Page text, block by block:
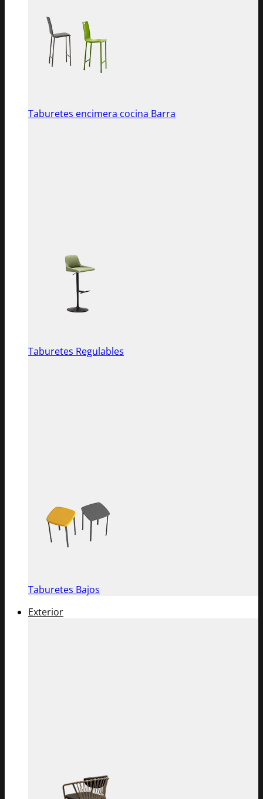
Taburetes encimera cocina Barra
Taburetes Regulables
Taburetes Bajos
Exterior